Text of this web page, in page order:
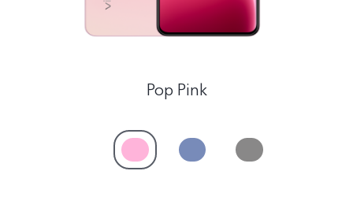
Pop Pink